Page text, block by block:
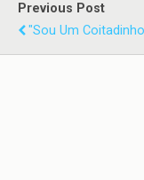
Previous Post
"Sou Um